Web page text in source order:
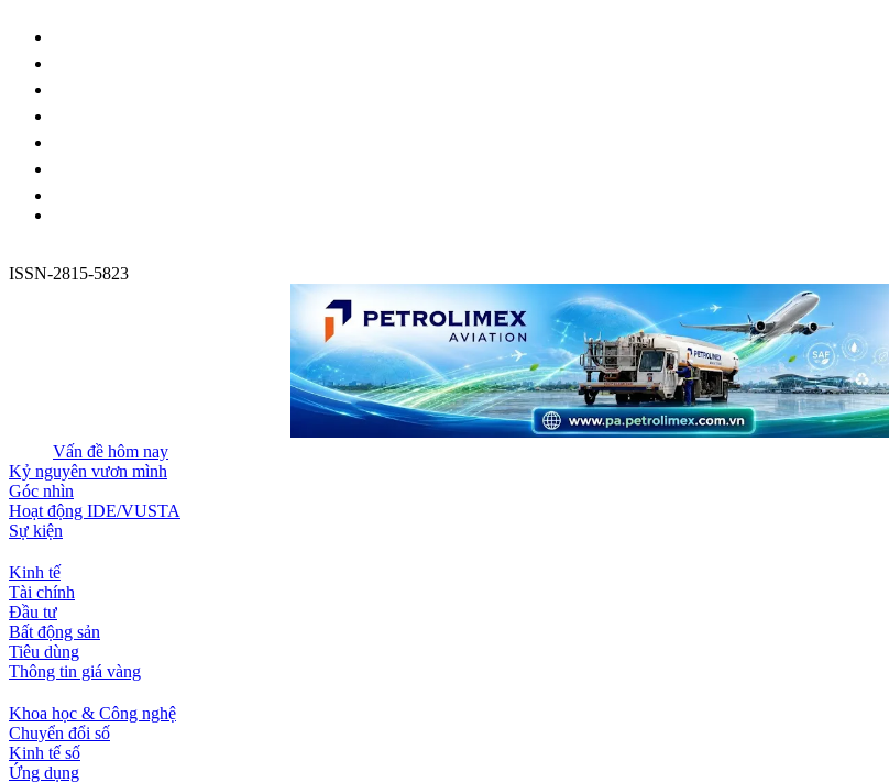
ISSN-2815-5823
Vấn đề hôm nay
Kỷ nguyên vươn mình
Góc nhìn
Hoạt động IDE/VUSTA
Sự kiện
Kinh tế
Tài chính
Đầu tư
Bất động sản
Tiêu dùng
Thông tin giá vàng
Khoa học & Công nghệ
Chuyển đổi số
Kinh tế số
Ứng dụng